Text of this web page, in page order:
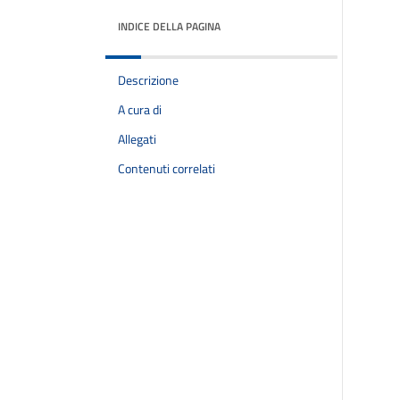
INDICE DELLA PAGINA
Descrizione
A cura di
Allegati
Contenuti correlati